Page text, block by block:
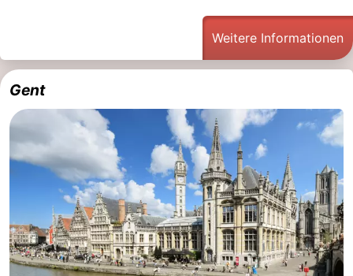
Strand
Sehen
tun
Museen
-
Denkmäler
-
Weitere Informationen
Gent